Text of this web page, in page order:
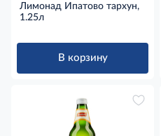
Лимонад Ипатово тархун,
1.25л
В корзину